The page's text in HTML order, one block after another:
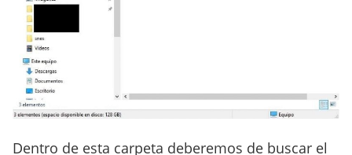
Dentro de esta carpeta deberemos de buscar el